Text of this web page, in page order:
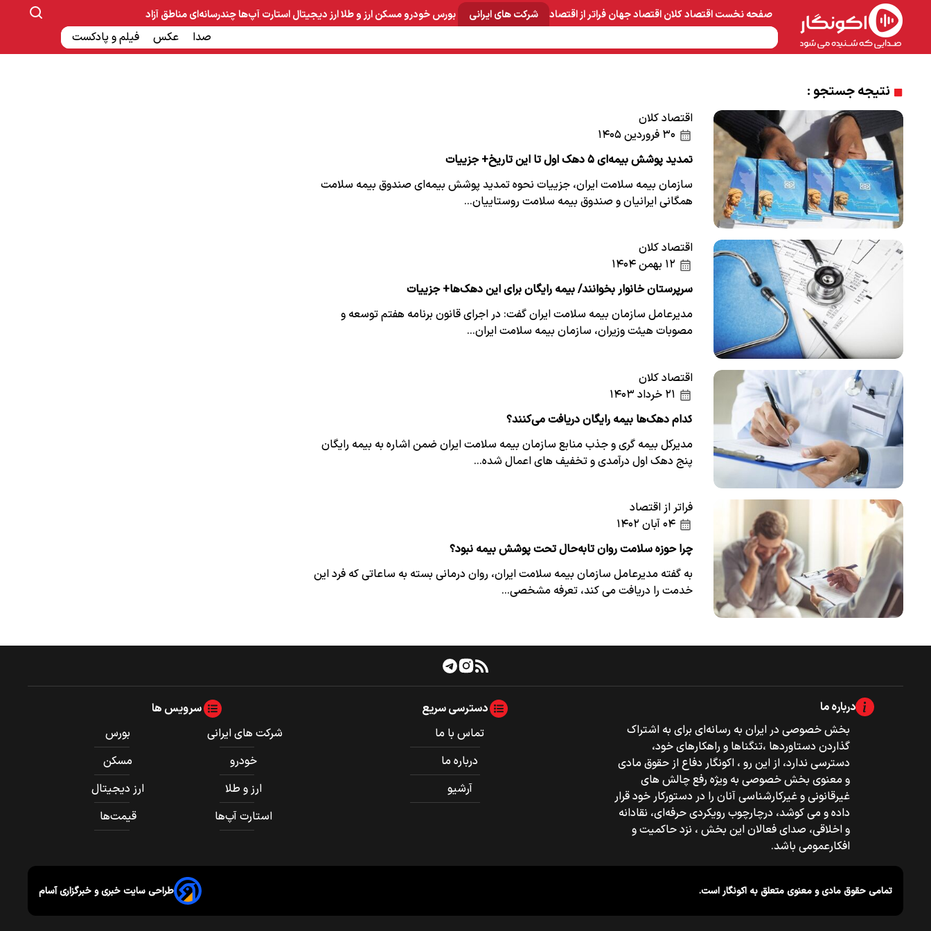
صفحه نخستاقتصاد کلاناقتصاد جهانفراتر از اقتصاد شرکت های ایرانی
صنایع غذایی و دارویی ساخت و ساز بانک و بیمه
بورسخودرومسکنارز و طلاارز دیجیتالاستارت آپ‌هاچندرسانه‌ای
صدا عکس فیلم و پادکست
مناطق آزاد
نتیجه جستجو :
اقتصاد کلان
تمدید پوشش بیمه‌ای ۵ دهک اول تا این تاریخ+ جزییات
سازمان بیمه سلامت ایران، جزییات نحوه تمدید پوشش بیمه‌ای صندوق بیمه سلامت
همگانی ایرانیان و صندوق بیمه سلامت روستاییان…
اقتصاد کلان
سرپرستان خانوار بخوانند/ بیمه رایگان برای این دهک‌ها+ جزییات
مدیرعامل سازمان بیمه سلامت ایران گفت: در اجرای قانون برنامه هفتم توسعه و
مصوبات هیئت وزیران، سازمان بیمه سلامت ایران…
اقتصاد کلان
کدام دهک‌ها بیمه رایگان دریافت می‌کنند؟
مدیرکل بیمه گری و جذب منابع سازمان بیمه سلامت ایران ضمن اشاره به بیمه رایگان
پنج دهک اول درآمدی و تخفیف های اعمال شده…
فراتر از اقتصاد
چرا حوزه سلامت روان تابه‌حال تحت پوشش بیمه نبود؟
به گفته مدیرعامل سازمان بیمه سلامت ایران، روان درمانی بسته به ساعاتی که فرد این
خدمت را دریافت می کند، تعرفه مشخصی…
درباره ما
بخش خصوصی‌‌ در ایران به رسانه‌ای برای به اشتراک
گذاردن دستاوردها ،تنگناها و راهکارهای خود،
دسترسی ندارد، از این رو ، اکونگار دفاع از حقوق مادی
و معنوی بخش خصوصی به ویژه رفع چالش های
غیرقانونی و غیرکارشناسی آنان را در دستورکار خود قرار
داده و می کوشد، درچارچوب رویکردی حرفه‌ای، نقادانه
و اخلاقی، صدای فعالان این بخش ، نزد حاکمیت و
افکارعمومی باشد.
دسترسی سریع
تماس با ما
درباره ما
آرشیو
سرویس ها
شرکت های ایرانی
بورس
خودرو
مسکن
ارز و طلا
ارز دیجیتال
استارت آپ‌ها
قیمت‌ها
تمامی حقوق مادی و معنوی متعلق به اکونگاراست. طراحی سایت خبری و خبرگزاری آسام